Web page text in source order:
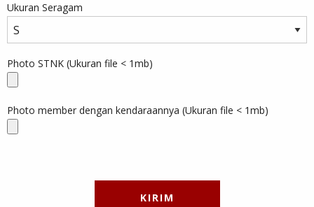
Ukuran Seragam
Photo STNK (Ukuran file < 1mb)
Photo member dengan kendaraannya (Ukuran file < 1mb)